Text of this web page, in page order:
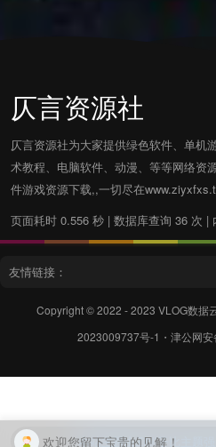
仄言资源社
仄言资源社为大家提供绿色软件、单机
术教程、电脑软件、动漫、等等网络资
件游戏资源下载,,一切尽在
页面耗时 0.556 秒 | 数据库查询 36 次 |
友情链接：
Copyright © 2022 - 2023 VLOG数据
2023009737号-1 ・ 津公网
欢迎您留下宝贵的见解！
本站主题由Zibll子比主题强